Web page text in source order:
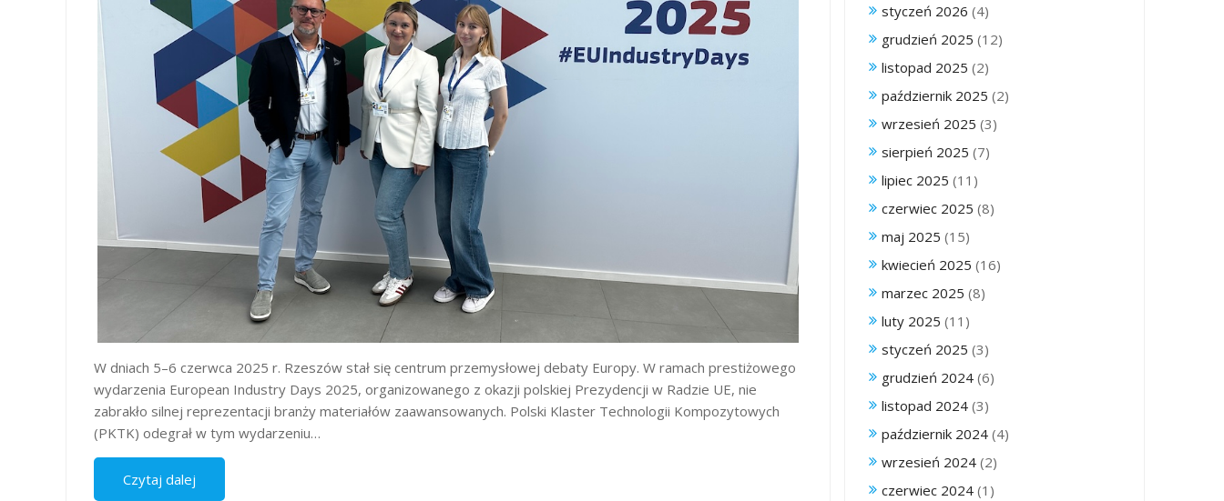
W dniach 5–6 czerwca 2025 r. Rzeszów stał się centrum przemysłowej debaty Europy. W ramach prestiżowego
wydarzenia European Industry Days 2025, organizowanego z okazji polskiej Prezydencji w Radzie UE, nie
zabrakło silnej reprezentacji branży materiałów zaawansowanych. Polski Klaster Technologii Kompozytowych
(PKTK) odegrał w tym wydarzeniu…
Czytaj dalej
styczeń 2026 (4)
grudzień 2025 (12)
listopad 2025 (2)
październik 2025 (2)
wrzesień 2025 (3)
sierpień 2025 (7)
lipiec 2025 (11)
czerwiec 2025 (8)
maj 2025 (15)
kwiecień 2025 (16)
marzec 2025 (8)
luty 2025 (11)
styczeń 2025 (3)
grudzień 2024 (6)
listopad 2024 (3)
październik 2024 (4)
wrzesień 2024 (2)
czerwiec 2024 (1)